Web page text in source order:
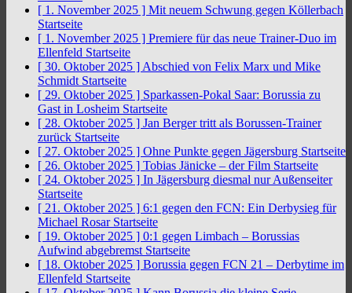
[ 1. November 2025 ] Mit neuem Schwung gegen Köllerbach
Startseite
[ 1. November 2025 ] Premiere für das neue Trainer-Duo im
Ellenfeld Startseite
[ 30. Oktober 2025 ] Abschied von Felix Marx und Mike
Schmidt Startseite
[ 29. Oktober 2025 ] Sparkassen-Pokal Saar: Borussia zu
Gast in Losheim Startseite
[ 28. Oktober 2025 ] Jan Berger tritt als Borussen-Trainer
zurück Startseite
[ 27. Oktober 2025 ] Ohne Punkte gegen Jägersburg Startseite
[ 26. Oktober 2025 ] Tobias Jänicke – der Film Startseite
[ 24. Oktober 2025 ] In Jägersburg diesmal nur Außenseiter
Startseite
[ 21. Oktober 2025 ] 6:1 gegen den FCN: Ein Derbysieg für
Michael Rosar Startseite
[ 19. Oktober 2025 ] 0:1 gegen Limbach – Borussias
Aufwind abgebremst Startseite
[ 18. Oktober 2025 ] Borussia gegen FCN 21 – Derbytime im
Ellenfeld Startseite